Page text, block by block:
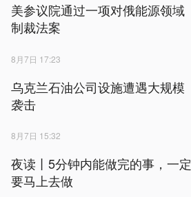
美参议院通过一项对俄能源领域
制裁法案
8月7日 17:23
乌克兰石油公司设施遭遇大规模
袭击
8月7日 15:32
夜读丨5分钟内能做完的事，一定
要马上去做